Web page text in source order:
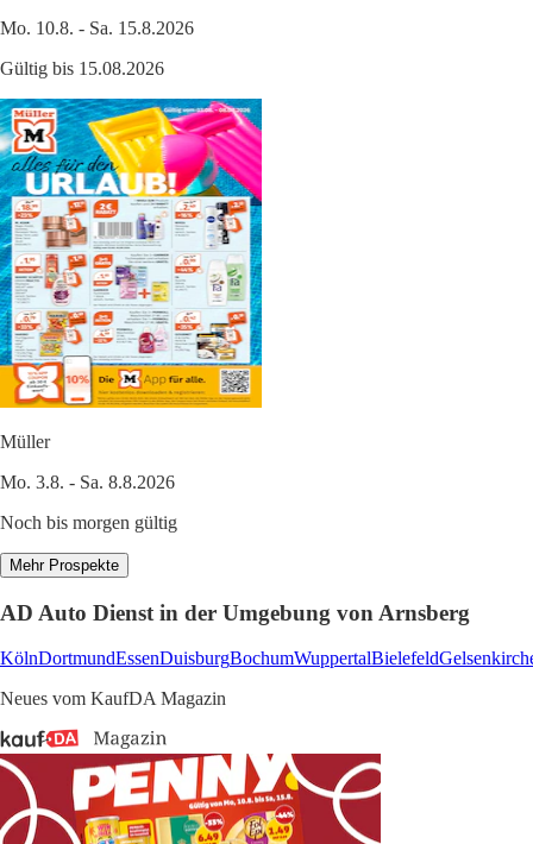
Mo. 10.8. - Sa. 15.8.2026
Gültig bis 15.08.2026
Müller
Mo. 3.8. - Sa. 8.8.2026
Noch bis morgen gültig
Mehr Prospekte
AD Auto Dienst in der Umgebung von Arnsberg
KölnDortmundEssenDuisburgBochumWuppertalBielefeld
Neues vom KaufDA Magazin